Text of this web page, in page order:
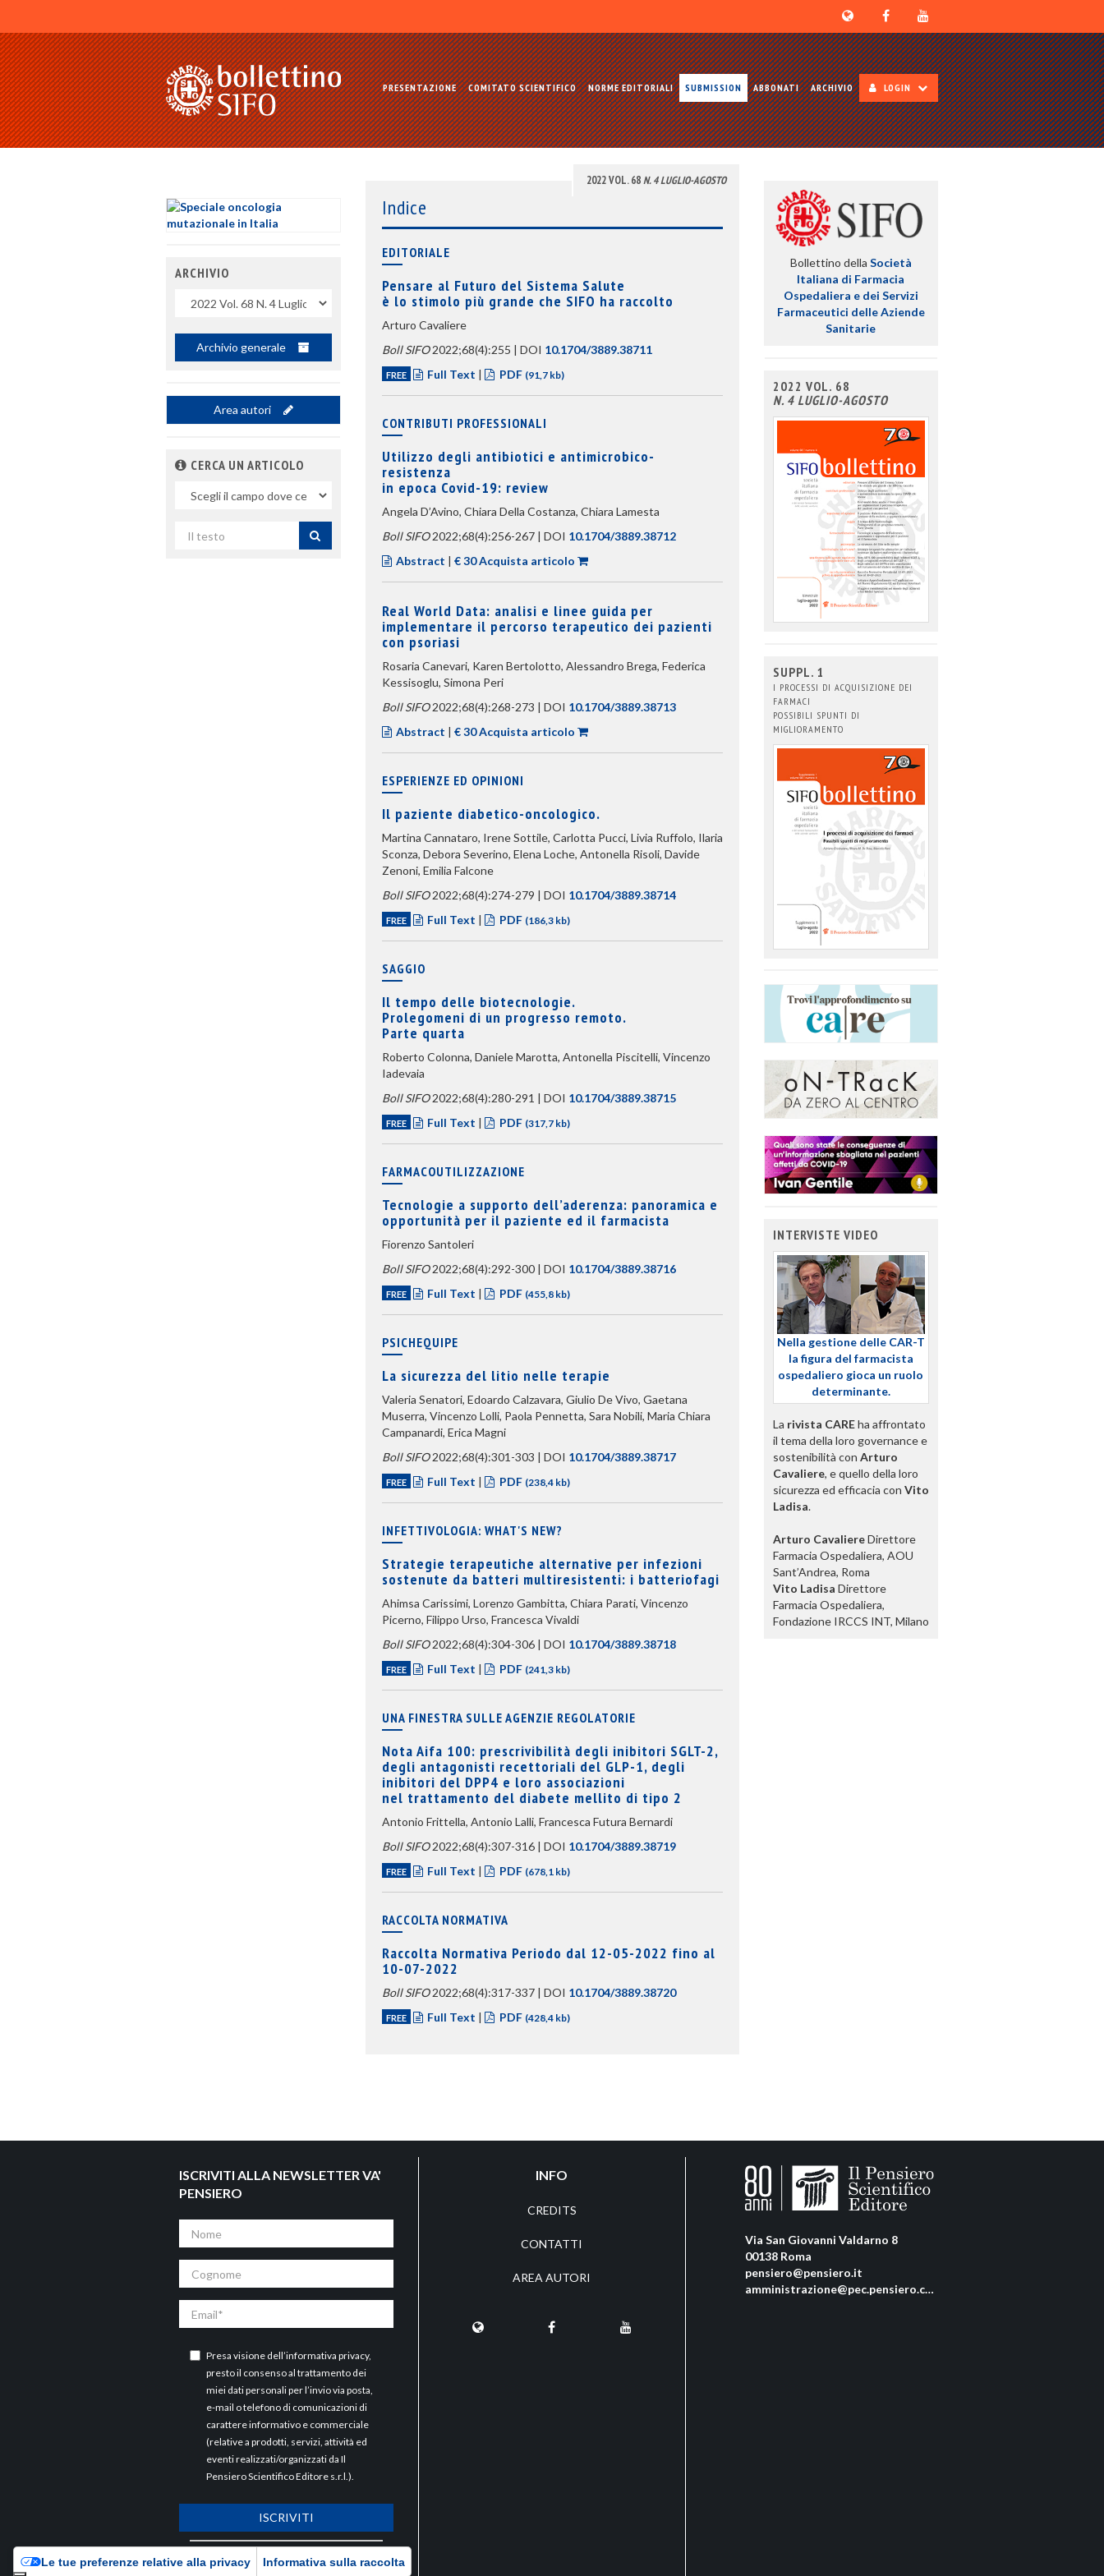
PRESENTAZIONE COMITATO SCIENTIFICO NORME EDITORIALI SUBMISSION ABBONATI ARCHIVIO LOGIN
2022 VOL. 68N. 4 LUGLIO-AGOSTO
Indice
EDITORIALE
Pensare al Futuro del Sistema Salute
è lo stimolo più grande che SIFO ha raccolto
Arturo Cavaliere
Boll SIFO2022;68(4):255 | DOI 10.1704/3889.38711
FREE Full Text | PDF (91,7 kb)
CONTRIBUTI PROFESSIONALI
Utilizzo degli antibiotici e antimicrobico-
resistenza
in epoca Covid-19: review
Angela D’Avino, Chiara Della Costanza, Chiara Lamesta
Boll SIFO2022;68(4):256-267 | DOI 10.1704/3889.38712
Abstract | € 30 Acquista articolo
Real World Data: analisi e linee guida per
implementare il percorso terapeutico dei pazienti
con psoriasi
Rosaria Canevari, Karen Bertolotto, Alessandro Brega, Federica
Kessisoglu, Simona Peri
Boll SIFO2022;68(4):268-273 | DOI 10.1704/3889.38713
Abstract | € 30 Acquista articolo
ESPERIENZE ED OPINIONI
Il paziente diabetico-oncologico.
Martina Cannataro, Irene Sottile, Carlotta Pucci, Livia Ruffolo, Ilaria
Sconza, Debora Severino, Elena Loche, Antonella Risoli, Davide
Zenoni, Emilia Falcone
Boll SIFO2022;68(4):274-279 | DOI 10.1704/3889.38714
FREE Full Text | PDF (186,3 kb)
SAGGIO
Il tempo delle biotecnologie.
Prolegomeni di un progresso remoto.
Parte quarta
Roberto Colonna, Daniele Marotta, Antonella Piscitelli, Vincenzo
Iadevaia
Boll SIFO2022;68(4):280-291 | DOI 10.1704/3889.38715
FREE Full Text | PDF (317,7 kb)
FARMACOUTILIZZAZIONE
Tecnologie a supporto dell’aderenza: panoramica e
opportunità per il paziente ed il farmacista
Fiorenzo Santoleri
Boll SIFO2022;68(4):292-300 | DOI 10.1704/3889.38716
FREE Full Text | PDF (455,8 kb)
PSICHEQUIPE
La sicurezza del litio nelle terapie
Valeria Senatori, Edoardo Calzavara, Giulio De Vivo, Gaetana
Muserra, Vincenzo Lolli, Paola Pennetta, Sara Nobili, Maria Chiara
Campanardi, Erica Magni
Boll SIFO2022;68(4):301-303 | DOI 10.1704/3889.38717
FREE Full Text | PDF (238,4 kb)
INFETTIVOLOGIA: WHAT'S NEW?
Strategie terapeutiche alternative per infezioni
sostenute da batteri multiresistenti: i batteriofagi
Ahimsa Carissimi, Lorenzo Gambitta, Chiara Parati, Vincenzo
Picerno, Filippo Urso, Francesca Vivaldi
Boll SIFO2022;68(4):304-306 | DOI 10.1704/3889.38718
FREE Full Text | PDF (241,3 kb)
UNA FINESTRA SULLE AGENZIE REGOLATORIE
Nota Aifa 100: prescrivibilità degli inibitori SGLT-2,
degli antagonisti recettoriali del GLP-1, degli
inibitori del DPP4 e loro associazioni
nel trattamento del diabete mellito di tipo 2
Antonio Frittella, Antonio Lalli, Francesca Futura Bernardi
Boll SIFO2022;68(4):307-316 | DOI 10.1704/3889.38719
FREE Full Text | PDF (678,1 kb)
RACCOLTA NORMATIVA
Raccolta Normativa Periodo dal 12-05-2022 fino al
10-07-2022
Boll SIFO2022;68(4):317-337 | DOI 10.1704/3889.38720
FREE Full Text | PDF (428,4 kb)
ARCHIVIO
Archivio generale
Area autori
CERCA UN ARTICOLO
campo
per
Bollettino della Società
Italiana di Farmacia
Ospedaliera e dei Servizi
Farmaceutici delle Aziende
Sanitarie
2022 VOL. 68
N. 4 LUGLIO-AGOSTO
SUPPL. 1
I PROCESSI DI ACQUISIZIONE DEI
FARMACI
POSSIBILI SPUNTI DI
MIGLIORAMENTO
INTERVISTE VIDEO
Nella gestione delle CAR-T
la figura del farmacista
ospedaliero gioca un ruolo
determinante.
La rivista CAREha affrontato
il tema della loro governance e
sostenibilità con Arturo
Cavaliere, e quello della loro
sicurezza ed efficacia con Vito
Ladisa.
Arturo CavaliereDirettore
Farmacia Ospedaliera, AOU
Sant’Andrea, Roma
Vito Ladisa Direttore
Farmacia Ospedaliera,
Fondazione IRCCS INT, Milano
ISCRIVITI ALLA NEWSLETTER VA'
PENSIERO
Presa visione dell’informativa privacy,
presto il consenso al trattamento dei
miei dati personali per l’invio via posta,
e-mail o telefono di comunicazioni di
carattere informativo e commerciale
(relative a prodotti, servizi, attività ed
eventi realizzati/organizzati da Il
Pensiero Scientifico Editore s.r.l.).
ISCRIVITI
ARCHIVIO
INFO
CREDITS
CONTATTI
AREA AUTORI
Via San Giovanni Valdarno 8
00138 Roma
pensiero@pensiero.it
amministrazione@pec.pensiero.com
Le tue preferenze relative alla privacy Informativa sulla raccolta